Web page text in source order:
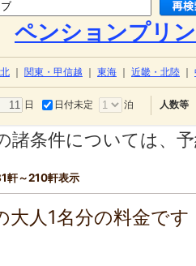
ペンションプリ
関東・甲信越 東海 近畿・北陸
日 日付未定 泊 人数等
諸条件については、
軒～210軒表示
大人1名分の料金で